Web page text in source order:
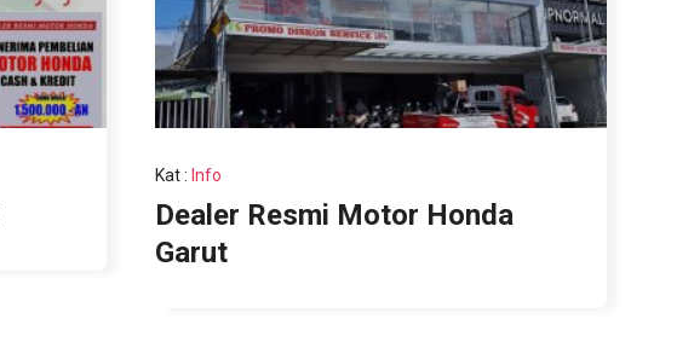
Kat: Info
Dealer Resmi Motor Honda
Garut